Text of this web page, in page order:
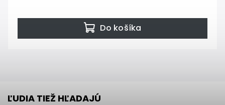
Do košíka
ĽUDIA TIEŽ HĽADAJÚ